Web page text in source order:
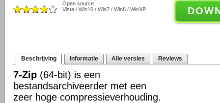
Open source
Vista / Win10 / Win7 / Win8 / WinXP
Beschrijving Informatie Alle versies Reviews
7-Zip (64-bit) is een
bestandsarchiveerder met een
zeer hoge compressieverhouding.